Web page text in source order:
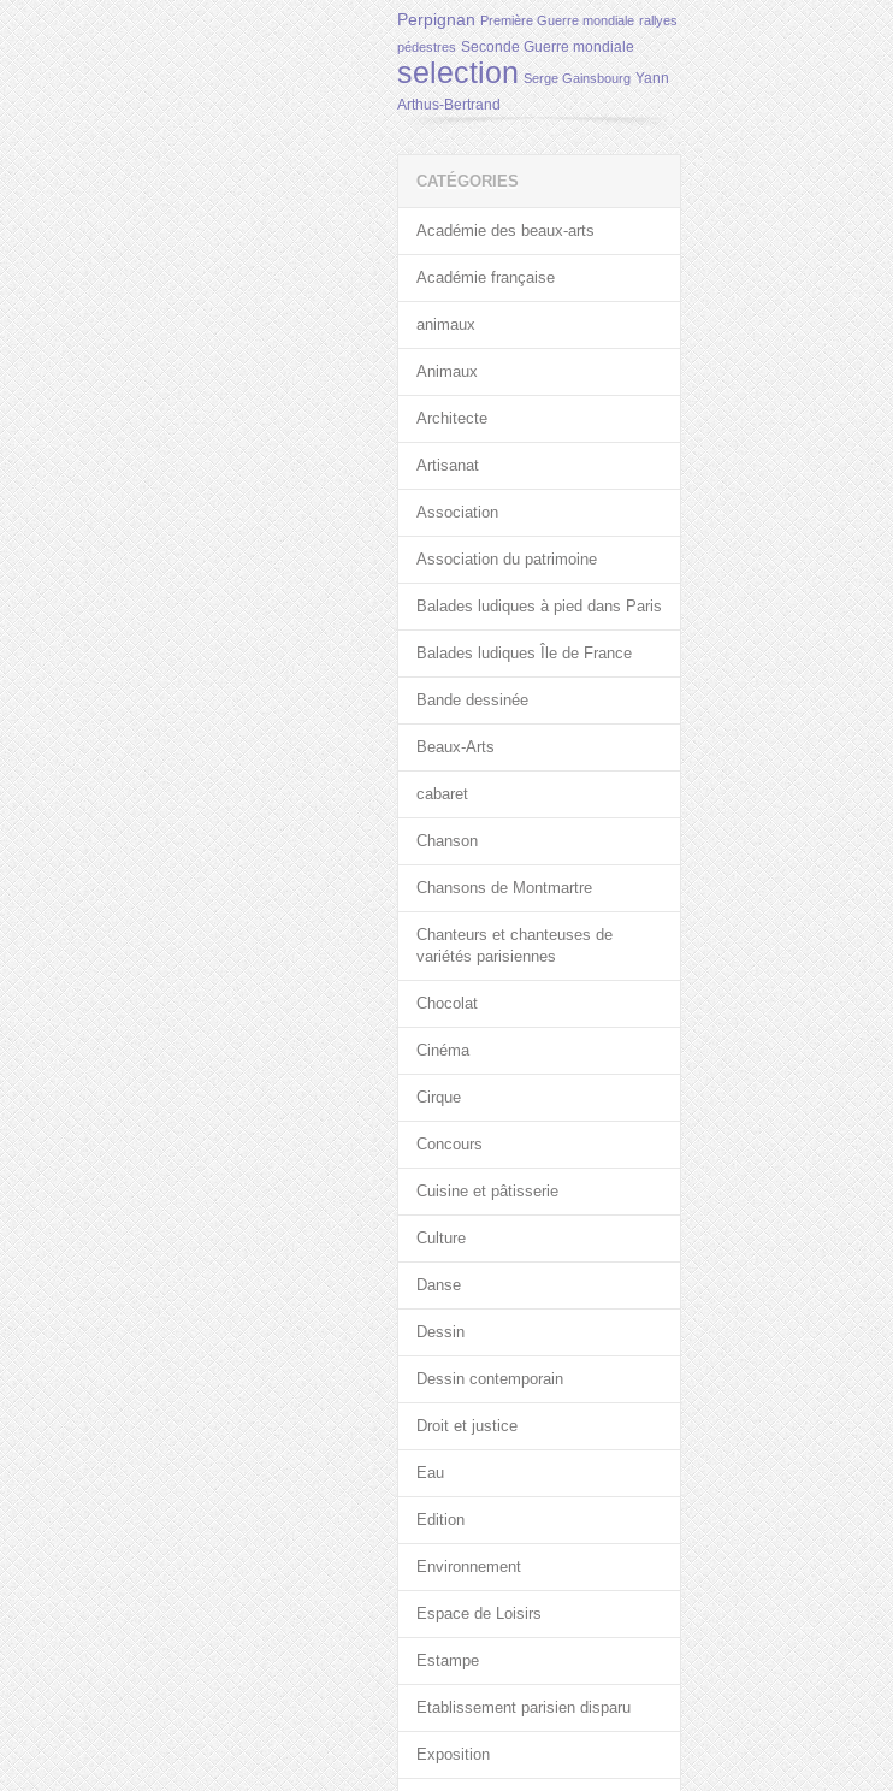
Perpignan Première Guerre mondiale rallyes
pédestres Seconde Guerre mondiale
selection Serge Gainsbourg Yann
Arthus-Bertrand
CATÉGORIES
Académie des beaux-arts
Académie française
animaux
Animaux
Architecte
Artisanat
Association
Association du patrimoine
Balades ludiques à pied dans Paris
Balades ludiques Île de France
Bande dessinée
Beaux-Arts
cabaret
Chanson
Chansons de Montmartre
Chanteurs et chanteuses de
variétés parisiennes
Chocolat
Cinéma
Cirque
Concours
Cuisine et pâtisserie
Culture
Danse
Dessin
Dessin contemporain
Droit et justice
Eau
Edition
Environnement
Espace de Loisirs
Estampe
Etablissement parisien disparu
Exposition